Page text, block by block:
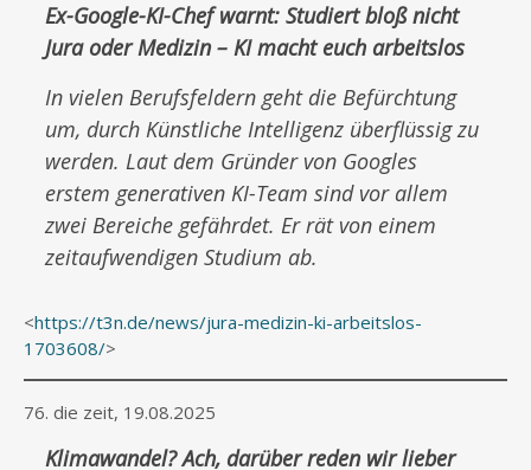
Ex-Google-KI-Chef warnt: Studiert bloß nicht
Jura oder Medizin – KI macht euch arbeitslos
In vielen Berufsfeldern geht die Befürchtung
um, durch Künstliche Intelligenz überflüssig zu
werden. Laut dem Gründer von Googles
erstem generativen KI-Team sind vor allem
zwei Bereiche gefährdet. Er rät von einem
zeitaufwendigen Studium ab.
<https://t3n.de/news/jura-medizin-ki-arbeitslos-
1703608/>
76. die zeit, 19.08.2025
Klimawandel? Ach, darüber reden wir lieber